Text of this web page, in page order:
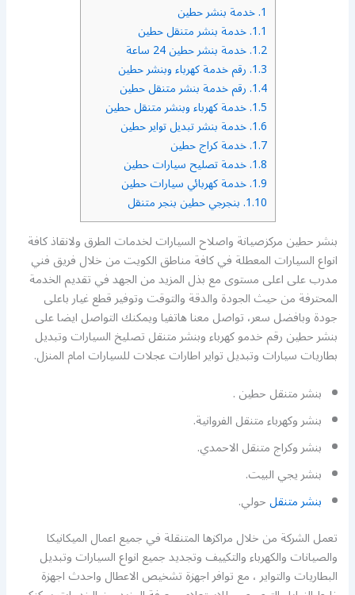
1. خدمة بنشر حطين
1.1. خدمة بنشر متنقل حطين
1.2. خدمة بنشر حطين 24 ساعة
1.3. رقم خدمة كهرباء وبنشر حطين
1.4. رقم خدمة بنشر متنقل حطين
1.5. خدمة كهرباء وبنشر متنقل حطين
1.6. خدمة بنشر تبديل تواير حطين
1.7. خدمة كراج حطين
1.8. خدمة تصليح سيارات حطين
1.9. خدمة كهربائي سيارات حطين
1.10. بنجرجي حطين بنجر متنقل
بنشر حطين مركزصيانة واصلاح السيارات لخدمات الطرق ولانقاذ كافة
انواع السيارات المعطلة في كافة مناطق الكويت من خلال فريق فني
مدرب على اعلى مستوى مع بذل المزيد من الجهد في تقديم الخدمة
المحترفة من حيث الجودة والدقة والتوقت وتوفير قطع غيار باعلى
جودة وبافضل سعر، تواصل معنا هاتفيا ويمكنك التواصل ايضا على
بنشر حطين رقم خدمو كهرباء وبنشر متنقل تصليخ السيارات وتبديل
بطاريات سيارات وتبديل تواير اطارات عجلات للسيارات امام المنزل.
بنشر متنقل حطين .
بنشر وكهرباء متنقل الفروانية.
بنشر وكراج متنقل الاحمدي.
بنشر يجي البيت.
بنشر متنقلحولي.
تعمل الشركة من خلال مراكزها المتنقلة في جميع اعمال الميكانيكا
والصيانات والكهرباء والتكييف وتجديد جميع انواع السيارات وتبديل
البطاريات والتواير ، مع توافر اجهزة تشخيص الاعطال واحدث اجهزة